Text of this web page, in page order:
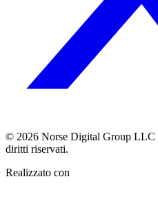
© 2026 Norse Digital Group LLC
diritti riservati.
Realizzato con